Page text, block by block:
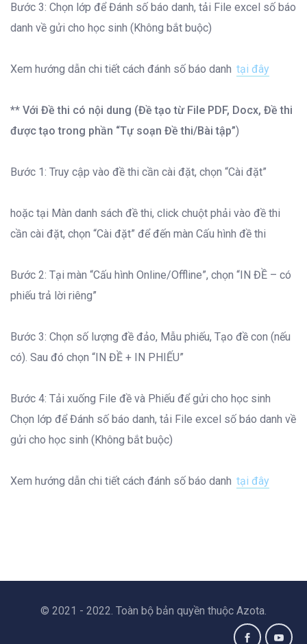
Bước 3: Chọn lớp để Đánh số báo danh, tải File excel số báo
danh về gửi cho học sinh (Không bắt buộc)
Xem hướng dẫn chi tiết cách đánh số báo danh tại đây
** Với Đề thi có nội dung (Đề tạo từ File PDF, Docx, Đề thi
được tạo trong phần “Tự soạn Đề thi/Bài tập”)
Bước 1: Truy cập vào đề thi cần cài đặt, chọn “Cài đặt”
hoặc tại Màn danh sách đề thi, click chuột phải vào đề thi
cần cài đặt, chọn “Cài đặt” để đến màn Cấu hình đề thi
Bước 2: Tại màn “Cấu hình Online/Offline”, chọn “IN ĐỀ – có
phiếu trả lời riêng”
Bước 3: Chọn số lượng đề đảo, Mẫu phiếu, Tạo đề con (nếu
có). Sau đó chọn “IN ĐỀ + IN PHIẾU”
Bước 4: Tải xuống File đề và Phiếu để gửi cho học sinh
Chọn lớp để Đánh số báo danh, tải File excel số báo danh về
gửi cho học sinh (Không bắt buộc)
Xem hướng dẫn chi tiết cách đánh số báo danh tại đây
© 2021 - 2022. Toàn bộ bản quyền thuộc Azota.